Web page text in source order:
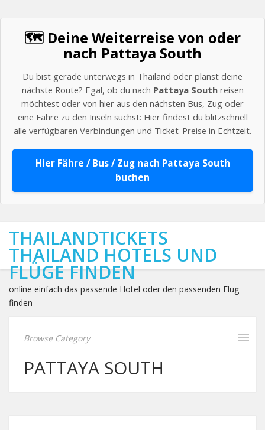
🗺️ Deine Weiterreise von oder
nach Pattaya South
Du bist gerade unterwegs in Thailand oder planst deine
nächste Route? Egal, ob du nach Pattaya Southreisen
möchtest oder von hier aus den nächsten Bus, Zug oder
eine Fähre zu den Inseln suchst: Hier findest du blitzschnell
alle verfügbaren Verbindungen und Ticket-Preise in Echtzeit.
Hier Fähre / Bus / Zug nach Pattaya South
buchen
THAILANDTICKETS
THAILAND HOTELS UND
FLÜGE FINDEN
online einfach das passende Hotel oder den passenden Flug
finden
Browse Category
PATTAYA SOUTH